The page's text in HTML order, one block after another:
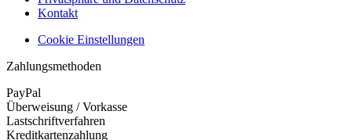
Kontakt
Cookie Einstellungen
Zahlungsmethoden
PayPal
Überweisung / Vorkasse
Lastschriftverfahren
Kreditkartenzahlung